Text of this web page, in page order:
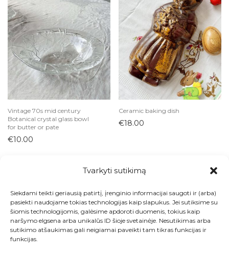
Tvarkyti sutikimą
Siekdami teikti geriausią patirtį, įrenginio informacijai saugoti ir (arba)
pasiekti naudojame tokias technologijas kaip slapukus. Jei sutiksime su
šiomis technologijomis, galėsime apdoroti duomenis, tokius kaip
naršymo elgsena arba unikalūs ID šioje svetainėje. Nesutikimas arba
sutikimo atšaukimas gali neigiamai paveikti tam tikras funkcijas ir
funkcijas.
Vintage 70s mid century
Botanical crystal glass bowl
for butter or pate
€10.00
Ceramic baking dish
€18.00
Visos prekės
Kontaktai
Apie